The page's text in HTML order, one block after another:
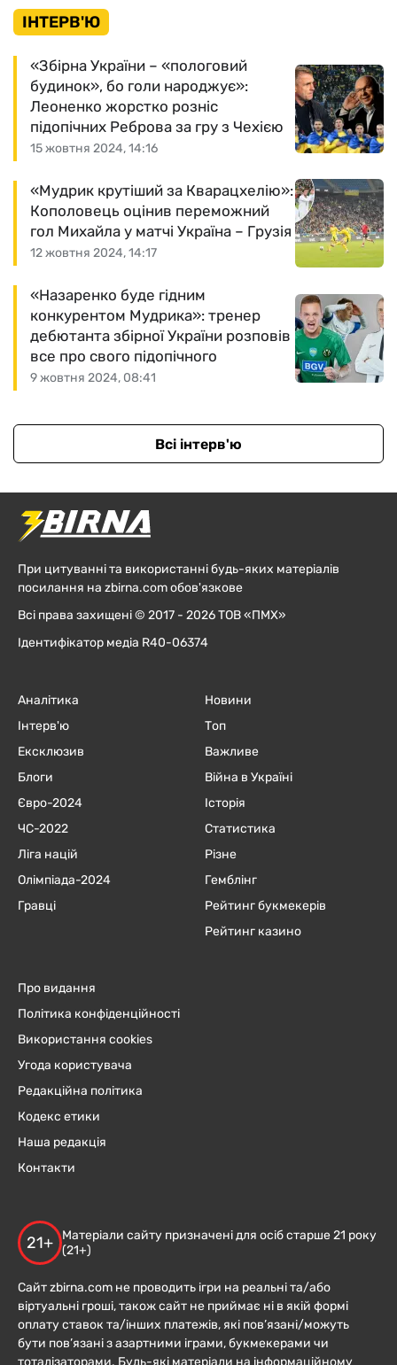
ІНТЕРВ'Ю
15 жовтня 2024, 14:16
«Збірна України – «пологовий
будинок», бо голи народжує»:
Леоненко жорстко розніс
підопічних Реброва за гру з Чехією
12 жовтня 2024, 14:17
«Мудрик крутіший за Кварацхелію»:
Кополовець оцінив переможний
гол Михайла у матчі Україна – Грузія
9 жовтня 2024, 08:41
«Назаренко буде гідним
конкурентом Мудрика»: тренер
дебютанта збірної України розповів
все про свого підопічного
Всі інтерв'ю
При цитуванні та використанні будь-яких матеріалів
посилання на zbirna.com обов'язкове
Всі права захищені © 2017 - 2026 ТОВ «ПМХ»
Ідентифікатор медіа R40-06374
Аналітика
Інтерв'ю
Ексклюзив
Блоги
Євро-2024
ЧC-2022
Ліга націй
Олімпіада-2024
Гравці
Новини
Топ
Важливе
Війна в Україні
Історія
Статистика
Різне
Гемблінг
Рейтинг букмекерів
Рейтинг казино
Про видання
Політика конфіденційності
Використання cookies
Угода користувача
Редакційна політика
Кодекс етики
Наша редакція
Контакти
21+
Матеріали сайту призначені для осіб старше 21 року
(21+)
Сайт zbirna.com не проводить ігри на реальні та/або
віртуальні гроші, також сайт не приймає ні в якій формі
оплату ставок та/інших платежів, які пов’язані/можуть
бути пов’язані з азартними іграми, букмекерами чи